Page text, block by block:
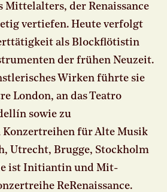
Mittelalters, der Renaissance
vertiefen. Heute verfolgt
als Blockflötistin
der frühen Neuzeit.
Wirken führte sie
London, an das Teatro
sowie zu
für Alte Musik
Utrecht, Brugge, Stockholm
ist Initiantin und Mit-
ReRenaissance.